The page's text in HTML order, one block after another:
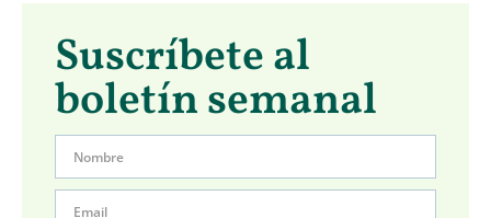
Suscríbete al
boletín semanal